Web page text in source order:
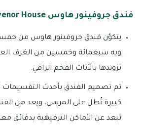
فندق جروفينور هاوس Grosvenor House
يتكوّن فندق جروفينور هاوس من
وبه سبعمائة وخمسين من الغرف
تزويدها بالأثاث الفخم الراقي.
تم تصميم الفندق بأحدث التقسيمات
كبيرة تُطل على المرسى، ويعد من
تبعد عن الأماكن الترفيهية بدقائق